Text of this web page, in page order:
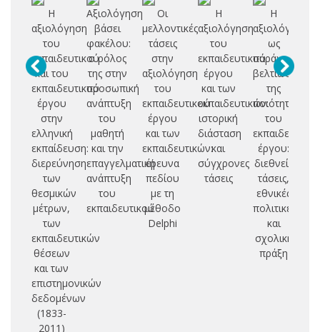
Η
αξιολόγηση
του
εκπαιδευτικού
και του
εκπαιδευτικού
έργου
στην
ελληνική
εκπαίδευση:
διερεύνηση
των
θεσμικών
μέτρων,
των
εκπαιδευτικών
θέσεων
και των
επιστημονικών
δεδομένων
(1833-
2011)
Αξιολόγηση
βάσει
φακέλου:
ο ρόλος
της στην
προσωπική
ανάπτυξη
του
μαθητή
και την
επαγγελματική
ανάπτυξη
του
εκπαιδευτικού
Οι
μελλοντικές
τάσεις
στην
αξιολόγηση
του
εκπαιδευτικού
έργου
και των
εκπαιδευτικών:
έρευνα
πεδίου
με τη
μέθοδο
Delphi
Η
αξιολόγηση
του
εκπαιδευτικού
έργου
και των
εκπαιδευτικών:
ιστορική
διάσταση
και
σύγχρονες
τάσεις
Η
αξιολόγηση
ως
παράγοντας
βελτίωσης
της
ποιότητας
του
έργου:
διεθνείς
τάσεις,
εθνικές
πολιτικές
και
σχολική
πράξη